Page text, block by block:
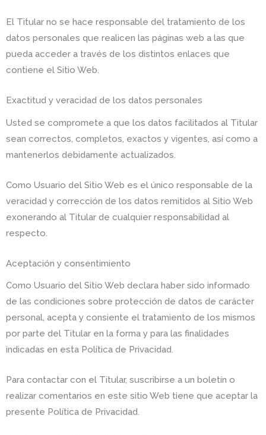
El Titular no se hace responsable del tratamiento de los
datos personales que realicen las páginas web a las que
pueda acceder a través de los distintos enlaces que
contiene el Sitio Web.
Exactitud y veracidad de los datos personales
Usted se compromete a que los datos facilitados al Titular
sean correctos, completos, exactos y vigentes, así como a
mantenerlos debidamente actualizados.
Como Usuario del Sitio Web es el único responsable de la
veracidad y corrección de los datos remitidos al Sitio Web
exonerando al Titular de cualquier responsabilidad al
respecto.
Aceptación y consentimiento
Como Usuario del Sitio Web declara haber sido informado
de las condiciones sobre protección de datos de carácter
personal, acepta y consiente el tratamiento de los mismos
por parte del Titular en la forma y para las finalidades
indicadas en esta Política de Privacidad.
Para contactar con el Titular, suscribirse a un boletín o
realizar comentarios en este sitio Web tiene que aceptar la
presente Política de Privacidad.